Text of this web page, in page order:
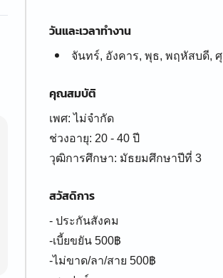
วันและเวลาทำงาน
จันทร์, อังคาร, พุธ, พฤหัสบดี, ศุ
คุณสมบัติ
เพศ: ไม่จำกัด
ช่วงอายุ: 20 - 40 ปี
สวัสดิการ
- ประกันสังคม
-เบี้ยขยัน 500฿
-ไม่ขาด/ลา/สาย 500฿